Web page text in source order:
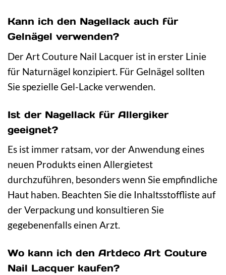
Kann ich den Nagellack auch für
Gelnägel verwenden?
Der Art Couture Nail Lacquer ist in erster Linie
für Naturnägel konzipiert. Für Gelnägel sollten
Sie spezielle Gel-Lacke verwenden.
Ist der Nagellack für Allergiker
geeignet?
Es ist immer ratsam, vor der Anwendung eines
neuen Produkts einen Allergietest
durchzuführen, besonders wenn Sie empfindliche
Haut haben. Beachten Sie die Inhaltsstoffliste auf
der Verpackung und konsultieren Sie
gegebenenfalls einen Arzt.
Wo kann ich den Artdeco Art Couture
Nail Lacquer kaufen?